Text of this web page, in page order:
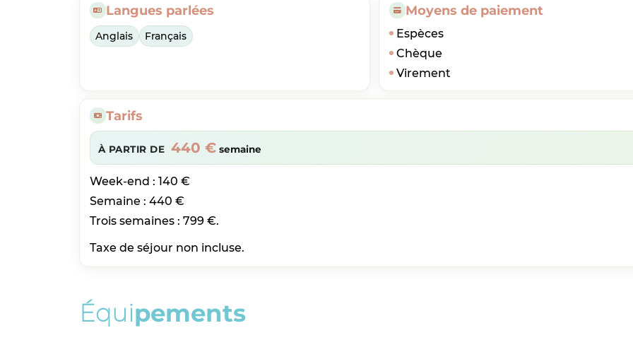
Langues parlées
Anglais Français
Moyens de paiement
Espèces
Chèque
Virement
Tarifs
À PARTIR DE 440 €semaine
Week-end : 140 €
Semaine : 440 €
Trois semaines : 799 €.
Taxe de séjour non incluse.
Équipements